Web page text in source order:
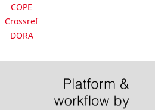
COPE
Crossref
DORA